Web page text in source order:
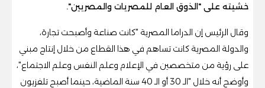
خشيته على "الذوق العام للمصريات والمصريين".
وقال الرئيس إن الدراما المصرية "كانت صناعة وأصبحت تجارة،
والدولة المصرية كانت تساهم في هذا القطاع من خلال إنتاج مبني
على رؤية من متخصصين في الإعلام وعلم النفس وعلم الاجتماع"،
وأوضح أنه خلال "الـ 30 أو الـ 40 سنة الماضية، حينما أصبح تلفزيون